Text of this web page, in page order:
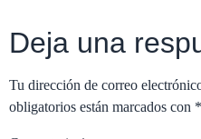
Deja una
Tu dirección de correo
obligatorios están marcados con *